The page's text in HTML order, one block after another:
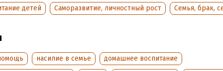
возвращения к деструктивному авторитаризму старомодного
Можно позволить детям полностью раскрыть свой потенциал,
информация
детей Саморазвитие, личностный рост Семья, брак,
насилие в семье
домашнее воспитание